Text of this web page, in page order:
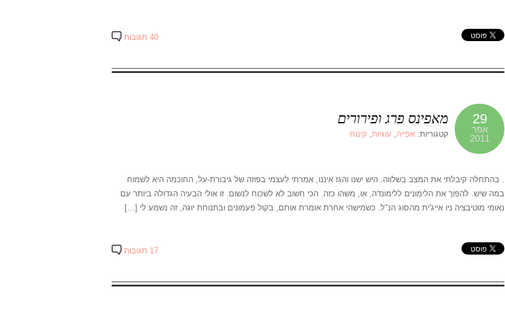
40 תגובות
29
אפר
2011
מאפינס פרג ופירורים
קטגוריות: אפייה, עוגיות, קינוח
. בהתחלה קיבלתי את המצב בשלווה. היש ישנו והגז איננו, אמרתי לעצמי בפוזה של גיבורת-על, החוכמה היא לשמוח
במה שיש. להפוך את הלימונים ללימונדה, או, משהו כזה. הכי חשוב לא לשכוח לנשום. זו אולי הבעיה הגדולה ביותר עם
נאומי מוטיבציה ניו אייג'ית מהסוג הנ"ל. כשמישהי אחרת אומרת אותם, בקול פעמונים ובתנוחת יוגה, זה נשמע לי […]
17 תגובות